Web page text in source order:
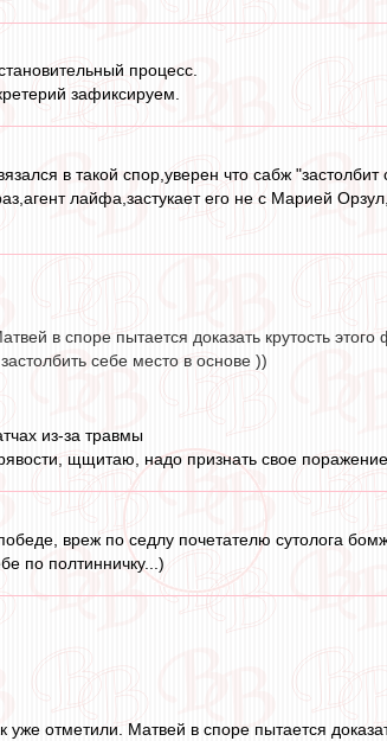
процесс.
зафиксируем.
в такой спор,уверен что сабж
лайфа,застукает его не с Марией
в споре пытается доказать крутость
себе место в основе ))
из-за травмы
щщитаю, надо признать свое
вреж по седлу почетателю сутолога
по полтинничку...)
отметили. Матвей в споре пытается